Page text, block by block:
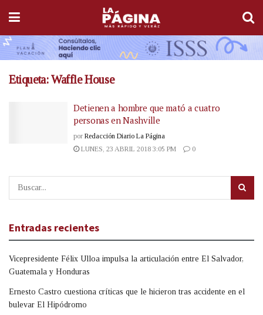
Etiqueta:Waffle House
Detienen a hombre que mató a cuatro
personas en Nashville
por Redacción Diario La Página
LUNES, 23 ABRIL 2018 3:05 PM
0
Entradas recientes
Vicepresidente Félix Ulloa impulsa la articulación entre El Salvador,
Guatemala y Honduras
Ernesto Castro cuestiona críticas que le hicieron tras accidente en el
bulevar El Hipódromo